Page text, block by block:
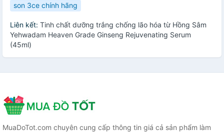
son 3ce chính hãng
Liên kết: Tinh chất dưỡng trắng chống lão hóa từ Hồng Sâm
Yehwadam Heaven Grade Ginseng Rejuvenating Serum
(45ml)
MuaDoTot.com chuyên cung cấp thông tin giá cả sản phẩm làm